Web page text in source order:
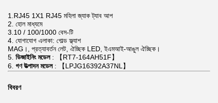
1.RJ45 1X1 RJ45 মহিলা জ্যাক ট্যাব আপ
2. হোল মাধ্যমে
3.10 / 100/1000 বেস-টি
4. যোগাযোগ এলাকা: গোল্ড ফ্ল্যাশ
MAG।, প্রত্যাবর্তন লেট, ঐচ্ছিক LED, ইএমআই-আঙুল ঐচ্ছিক।
5. ডিজাইনিং মডেল: 【RT7-164AH51F】
6. গণ উত্পাদন মডেল: 【LPJG16392A37NL】
বিবরণ